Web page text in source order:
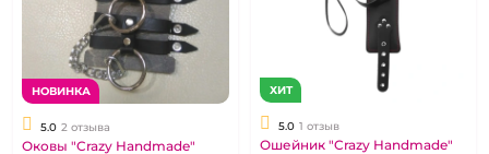
НОВИНКА
5.0 2 отзыва
Оковы "Crazy Handmade"
ХИТ
5.0 1 отзыв
Ошейник "Crazy Handmade"